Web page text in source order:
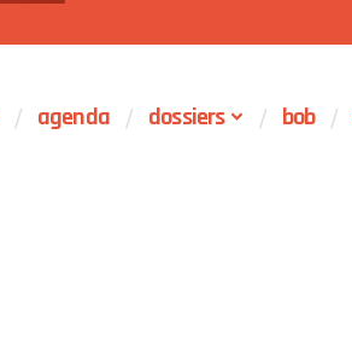
agenda dossiers bob